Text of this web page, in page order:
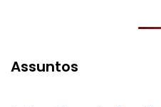
Assuntos